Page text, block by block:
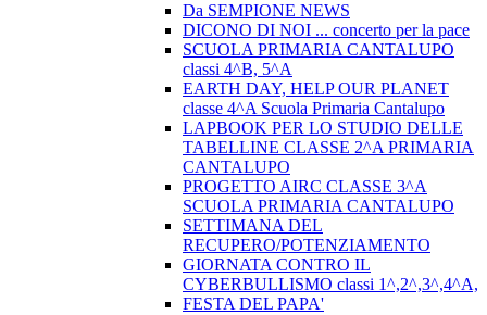
Da SEMPIONE NEWS
DICONO DI NOI ... concerto per la pace
SCUOLA PRIMARIA CANTALUPO
classi 4^B, 5^A
EARTH DAY, HELP OUR PLANET
classe 4^A Scuola Primaria Cantalupo
LAPBOOK PER LO STUDIO DELLE
TABELLINE CLASSE 2^A PRIMARIA
CANTALUPO
PROGETTO AIRC CLASSE 3^A
SCUOLA PRIMARIA CANTALUPO
SETTIMANA DEL
RECUPERO/POTENZIAMENTO
GIORNATA CONTRO IL
CYBERBULLISMO classi 1^,2^,3^,4^A,
FESTA DEL PAPA'